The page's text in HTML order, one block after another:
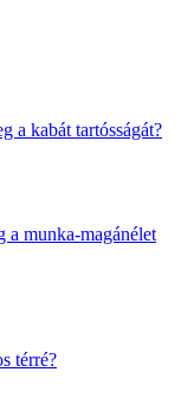
a kabát tartósságát?
a munka-magánélet
térré?